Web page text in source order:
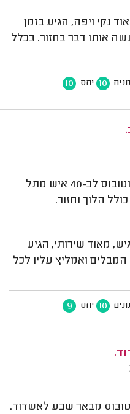
נקי ויפה, הגיע בזמן
אותו דבר בחזור. בכלל
10 יחס 10
הסעה לחתונה באוטובוס לכ-40 איש מתל
הלוך וחזור.
מאוד שירותי, הגיע
המבלים ואמליץ עליו לכל
10 יחס 9
מבאר שבע לאשדוד.